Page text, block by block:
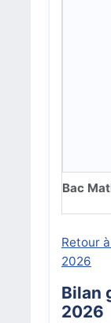
Bac
Retour
2026
Bilan
2026